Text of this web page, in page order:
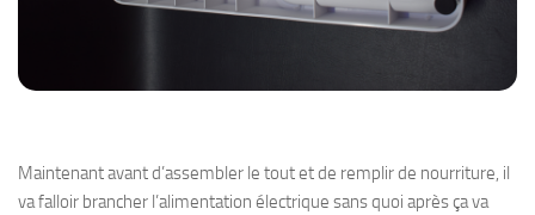
Maintenant avant d’assembler le tout et de remplir de nourriture, il
va falloir brancher l’alimentation électrique sans quoi après ça va